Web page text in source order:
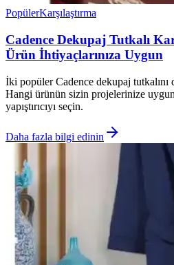
PopülerKarşılaştırma
Cadence Dekupaj Tutkalı
Ürün İhtiyaçlarınıza Uygun
İki popüler Cadence dekupaj tutkalını
Hangi ürünün sizin projelerinize
yapıştırıcıyı seçin.
Daha fazla bilgi edinin